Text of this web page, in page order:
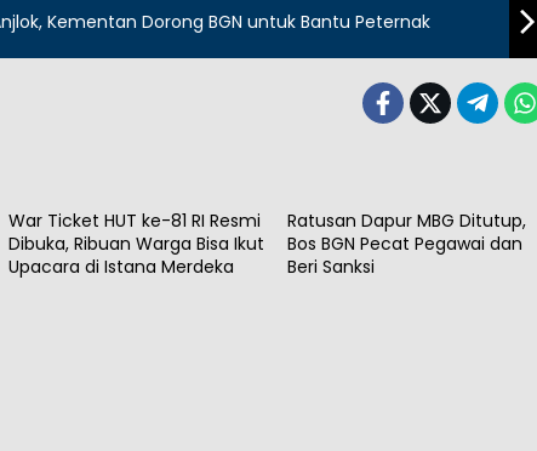
Kementan Dorong BGN untuk Bantu Peternak
War Ticket HUT ke-81 RI Resmi
Dibuka, Ribuan Warga Bisa Ikut
Upacara di Istana Merdeka
Ratusan Dapur MBG Ditutup,
Bos BGN Pecat Pegawai dan
Beri Sanksi